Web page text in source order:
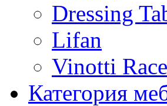
Dressing
Lifan
Vinotti
Категория